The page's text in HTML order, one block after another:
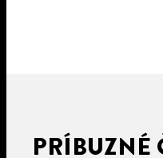
PRÍBUZNÉ